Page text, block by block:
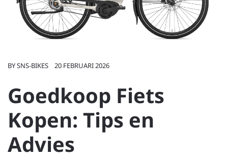
BYSNS-BIKES 20 FEBRUARI 2026
Goedkoop Fiets
Kopen: Tips en
Advies